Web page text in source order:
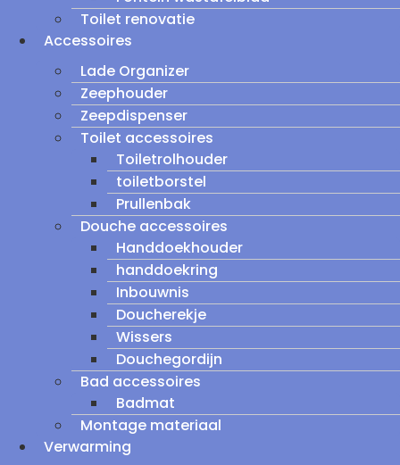
Toilet renovatie
Accessoires
Lade Organizer
Zeephouder
Zeepdispenser
Toilet accessoires
Toiletrolhouder
toiletborstel
Prullenbak
Douche accessoires
Handdoekhouder
handdoekring
Inbouwnis
Doucherekje
Wissers
Douchegordijn
Bad accessoires
Badmat
Montage materiaal
Verwarming